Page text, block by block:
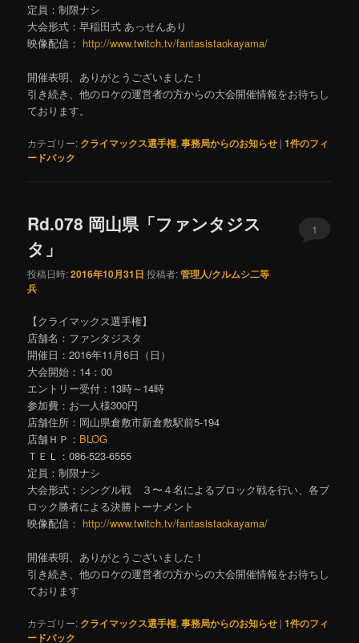
定員：制限ナシ
大会形式：早稲田式 あっせんあり
映像配信： http://www.twitch.tv/fantasistaokayama/
開催表明、ありがとうございました！
引き続き、他のロケの運営者の方からの大会開催情報をお待ちし
ております。
カテゴリー: クライマックス選手権,事務局からのお知らせ |1件のフィ
ードバック
Rd.078 岡山県「ファンタジス
タ」
投稿日時:2016年10月31日 投稿者:管理人/クルムシ二等
兵
1
【クライマックス選手権】
店舗名：ファンタジスタ
開催日：2016年11月6日（日）
大会開始：14：00
エントリー受付：13時～14時
参加費：お一人様300円
店舗住所：岡山県倉敷市新倉敷駅前5-194
店舗ＨＰ： BLOG
ＴＥＬ：086-523-6555
定員：制限ナシ
大会形式：シングル戦 ３〜４名によるブロック戦を行い、各ブ
ロック勝者による決勝トーナメント
映像配信： http://www.twitch.tv/fantasistaokayama/
開催表明、ありがとうございました！
引き続き、他のロケの運営者の方からの大会開催情報をお待ちし
ております
カテゴリー: クライマックス選手権,事務局からのお知らせ |1件のフィ
ードバック